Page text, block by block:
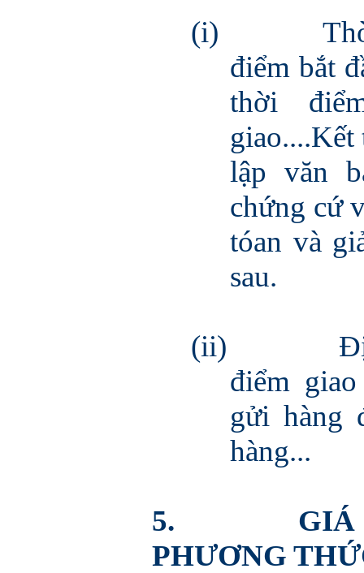
(i)
điểm bắt
thời
giao....Kết
lập văn
chứng cứ
tóan và
sau.
(ii)
điểm
gửi hàng
hàng...
5.
GIÁ
PHƯƠNG